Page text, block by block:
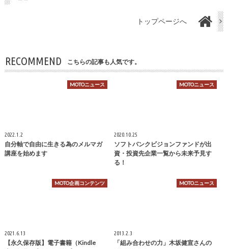
トップページへ
RECOMMEND こちらの記事も人気です。
MOTOニュース
2022.1.2
自分軸で自由に生きる為のメルマガ
講座を始めます
MOTOニュース
2020.10.25
ソフトバンクビジョンファンドが出
資・投資先企業一覧から未来予見す
る！
MOTO企画コンテンツ
2021.6.13
【永久保存版】電子書籍（Kindle
MOTOニュース
2013.2.3
「組み合わせの力」木坂健宣さんの